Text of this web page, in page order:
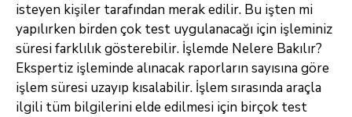
isteyen kişiler tarafından merak edilir. Bu işten mi
yapılırken birden çok test uygulanacağı için işleminiz
süresi farklılık gösterebilir. İşlemde Nelere Bakılır?
Ekspertiz işleminde alınacak raporların sayısına göre
işlem süresi uzayıp kısalabilir. İşlem sırasında araçla
ilgili tüm bilgilerini elde edilmesi için birçok test